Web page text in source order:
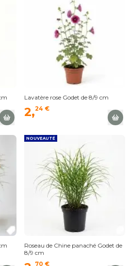
Lavatère rose Godet de 8/9 cm
2,24 €
NOUVEAUTÉ
Roseau de Chine panaché Godet de
8/9 cm
70 €